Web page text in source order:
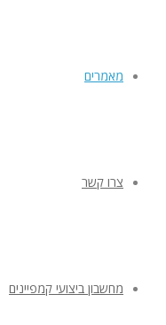
מאמרים
צרו קשר
מחשבון ביצועי קמפיינים